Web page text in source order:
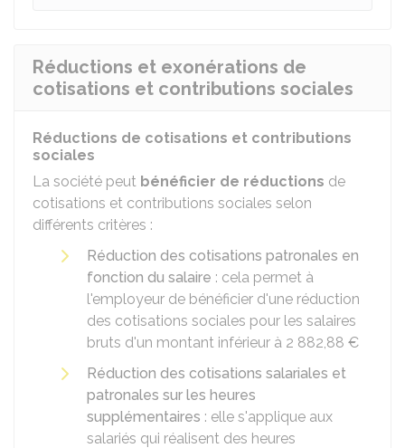
Réductions et exonérations de
cotisations et contributions sociales
Réductions de cotisations et contributions
sociales
La société peut bénéficier de réductions de
cotisations et contributions sociales selon
différents critères :
Réduction des cotisations patronales en
fonction du salaire : cela permet à
l'employeur de bénéficier d'une réduction
des cotisations sociales pour les salaires
bruts d'un montant inférieur à 2 882,88 €
Réduction des cotisations salariales et
patronales sur les heures
supplémentaires : elle s'applique aux
salariés qui réalisent des heures